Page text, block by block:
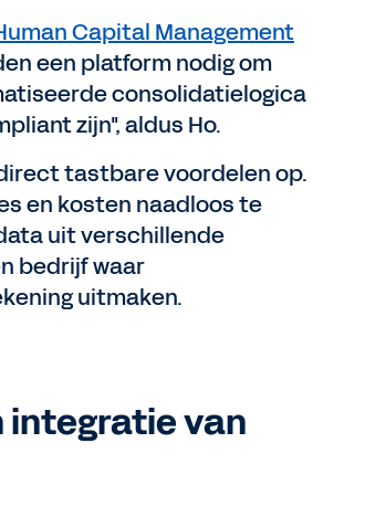
Capital Management
een platform nodig om
consolidatielogica
zijn", aldus Ho.
tastbare voordelen op.
en kosten naadloos te
uit verschillende
bedrijf waar
uitmaken.
integratie van